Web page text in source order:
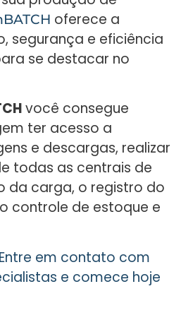
oferece a
segurança e eficiência
se destacar no
você consegue
ter acesso a
e descargas, realizar
todas as centrais de
da carga, o registro do
controle de estoque e
Entre em contato com
e comece hoje